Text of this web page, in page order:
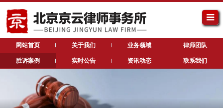
网站首页 关于我们 业务领域 律师团队
胜诉案例 实时公告 资讯动态 联系我们